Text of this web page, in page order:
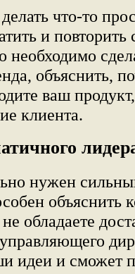
что-то
и
необходимо
объяснить,
ваш
клиента.
нужен
объяснить
обладаете
идеи и сможет